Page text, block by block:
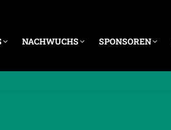
NACHWUCHS SPONSOREN